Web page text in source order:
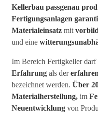
Kellerbau passgenau
Fertigungsanlagen
Materialeinsatz mit
und eine
Im Bereich Fertigkeller
Erfahrung als der
bezeichnet werden. Über
Materialherstellung, im
Neuentwicklung von